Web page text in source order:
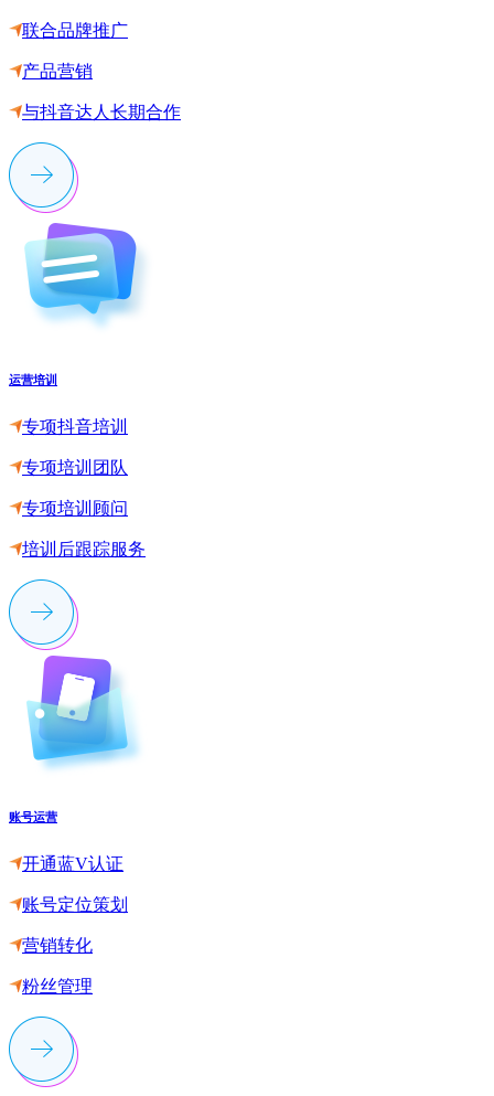
联合品牌推广
产品营销
与抖音达人长期合作
运营培训
专项抖音培训
专项培训团队
专项培训顾问
培训后跟踪服务
账号运营
开通蓝V认证
账号定位策划
营销转化
粉丝管理